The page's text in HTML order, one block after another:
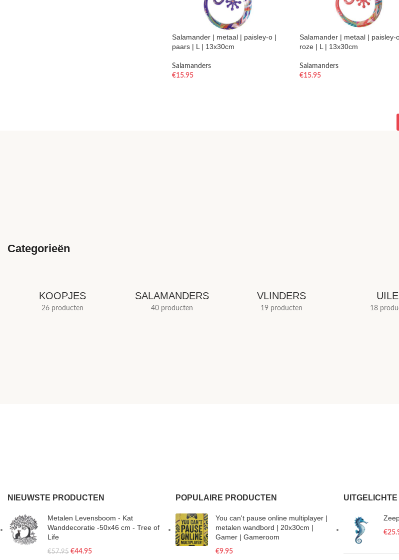
Salamander | metaal | paisley-o |
paars | L | 13x30cm
Salamanders
€15.95
Salamander | metaal | paisley-
roze | L | 13x30cm
Salamanders
€15.95
Categorieën
KOOPJES
26 producten
SALAMANDERS
40 producten
VLINDERS
19 producten 18
NIEUWSTE PRODUCTEN
Metalen Levensboom - Kat
Wanddecoratie -50x46 cm - Tree of
Life
€57.95 €44.95
POPULAIRE PRODUCTEN
You can't pause online multiplayer |
metalen wandbord | 20x30cm |
Gamer | Gameroom
€9.95
€